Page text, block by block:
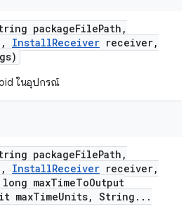
packageFilePath ,
, InstallReceiver receiver,
ในอุปกรณ์
packageFilePath ,
, InstallReceiver receiver,
long maxTimeToOutput
maxTimeUnits, String . . .